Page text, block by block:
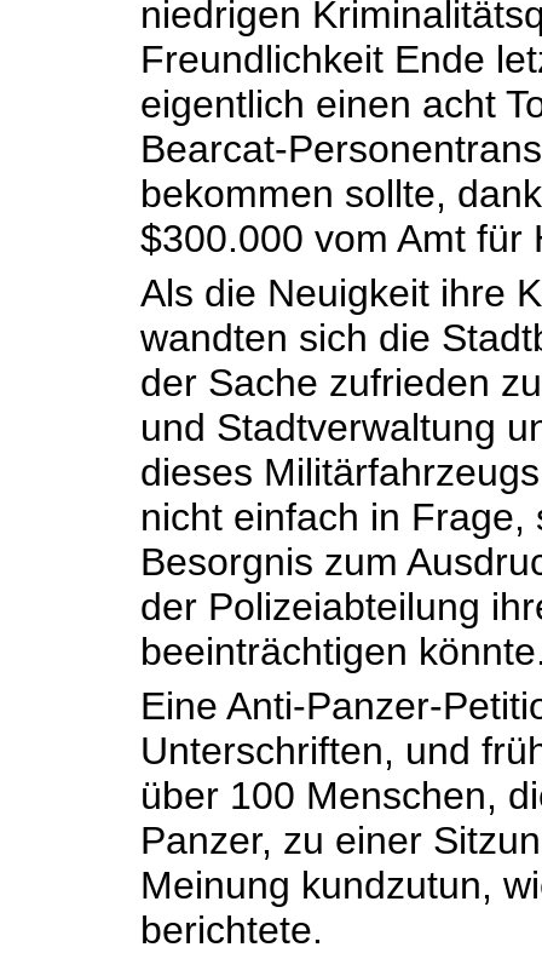
niedrigen
Freundlichkeit Ende
eigentlich einen acht
Bearcat-
bekommen sollte,
$300.000 vom Amt für
Als die Neuigkeit ihre
wandten sich die
der Sache zufrieden
und Stadtverwaltung
dieses
nicht einfach in
Besorgnis zum
der Polizeiabteilung
beeinträchtigen
Eine Anti-Panzer-
Unterschriften, und
über 100 Menschen,
Panzer, zu einer
Meinung kundzutun,
berichtete.